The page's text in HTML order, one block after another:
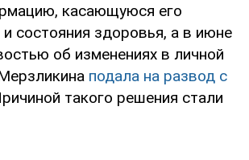
касающуюся его
и состояния здоровья, а в июне
об изменениях в личной
подала на развод с
такого решения стали